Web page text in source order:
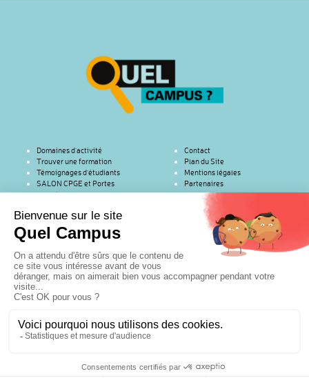
Domaines d’activité
Trouver une formation
Témoignages d’étudiants
SALON CPGE et Portes
ouvertes
Contact
Plan du Site
Mentions légales
Partenaires
75007 | Tel : 01 45 49 61 19